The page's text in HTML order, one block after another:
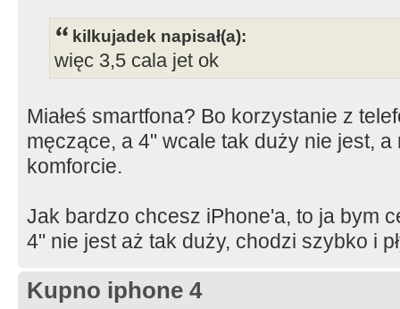
kilkujadek napisał(a):
więc 3,5 cala jet ok
Miałeś smartfona? Bo korzystanie z
męczące, a 4" wcale tak duży nie jest,
komforcie.
Jak bardzo chcesz iPhone'a, to ja bym
4" nie jest aż tak duży, chodzi szybko i
Kupno iphone 4